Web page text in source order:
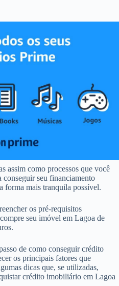
assim como processos que você
conseguir seu financiamento
forma mais tranquila possível.
os pré-requisitos
seu imóvel em Lagoa de
de como conseguir crédito
os principais fatores que
dicas que, se utilizadas,
crédito imobiliário em Lagoa